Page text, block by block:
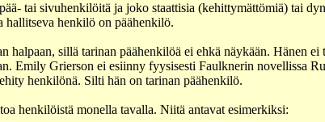
tai sivuhenkilöitä ja joko staattisia (kehittymättömiä) tai
hallitseva henkilö on päähenkilö.
halpaan, sillä tarinan päähenkilöä ei ehkä näykään. Hänen ei
Emily Grierson ei esiinny fyysisesti Faulknerin novellissa
henkilönä. Silti hän on tarinan päähenkilö.
henkilöistä monella tavalla. Niitä antavat esimerkiksi: